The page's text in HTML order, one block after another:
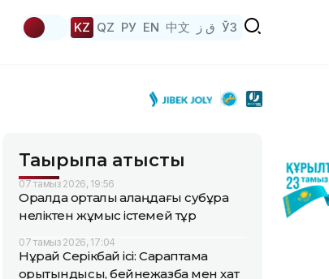
KZ QZ РУ EN 中文 ق ز ЎЗ
Тақырыпқа қатысты
07 тамыз 2026, 19:56
Оралда орталық алаңдағы субұрқақ
неліктен жұмыс істемей тұр
07 тамыз 2026, 17:04
Нұрай Серікбай ісі: Сараптама
қорытындысы, бейнежазба мен хат